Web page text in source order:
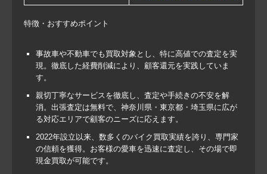
特徴・おすすめポイント
事故車や不動車でも買取対象とし、特に高値での査定を実
現。徹底した経費削減により、顧客還元を実践していま
す。
親切丁寧なサービスを徹底し、査定や手続きの不安を解
消。出張査定は無料で、神奈川県・東京都・埼玉県に広が
る対応エリアで顧客のニーズに応えます。
2022年設立以来、数多くのバイク買取実績を誇り、専門家
の信頼を獲得。お客様の愛車を迅速に査定し、その場で即
現金買取が可能です。